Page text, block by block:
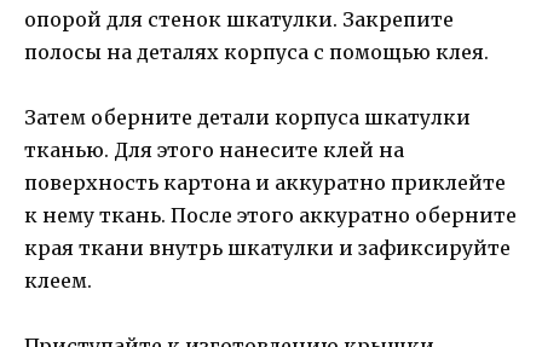
опорой для стенок шкатулки. Закрепите
полосы на деталях корпуса с помощью клея.
Затем оберните детали корпуса шкатулки
тканью. Для этого нанесите клей на
поверхность картона и аккуратно приклейте
к нему ткань. После этого аккуратно оберните
края ткани внутрь шкатулки и зафиксируйте
клеем.